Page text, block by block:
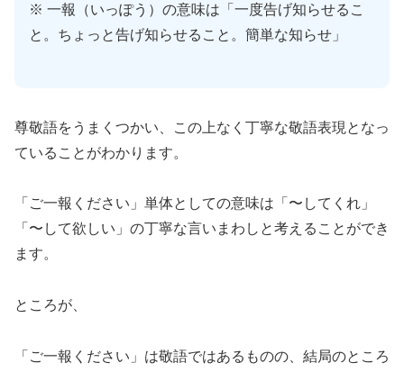
※ 一報（いっぽう）の意味は「一度告げ知らせるこ
と。ちょっと告げ知らせること。簡単な知らせ」
尊敬語をうまくつかい、この上なく丁寧な敬語表現となっ
ていることがわかります。
「ご一報ください」単体としての意味は「〜してくれ」
「〜して欲しい」の丁寧な言いまわしと考えることができ
ます。
ところが、
「ご一報ください」は敬語ではあるものの、結局のところ